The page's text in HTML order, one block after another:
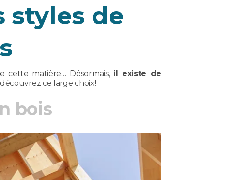
styles de
cette matière… Désormais, il existe de
ce large choix !
bois